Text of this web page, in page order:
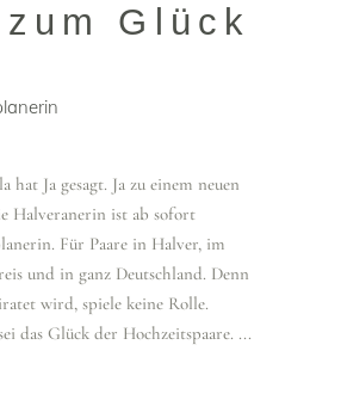
zum Glück
hat Ja gesagt. Ja zu einem neuen
Halveranerin ist ab sofort
Für Paare in Halver, im
und in ganz Deutschland. Denn
wird, spiele keine Rolle.
das Glück der Hochzeitspaare.